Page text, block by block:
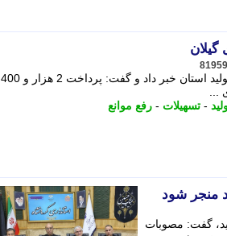
استاندار گیلان از تصویب 138 پرونده تسهیلاتی در ستاد تسهیل و رفع موانع تولید استان خبر داد و گفت: پرداخت 2 هزار و 400
...
- تسهیلات - رفع موانع
منجر شود
گفت: مصوبات